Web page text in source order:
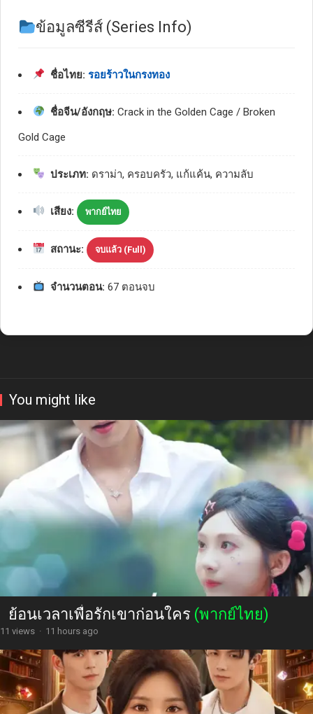
ข้อมูลซีรีส์ (Series Info)
ชื่อไทย: รอยร้าวในกรงทอง
ชื่อจีน/อังกฤษ: Crack in the Golden Cage / Broken
Gold Cage
ประเภท: ดราม่า, ครอบครัว, แก้แค้น, ความลับ
เสียง: พากย์ไทย
สถานะ: จบแล้ว (Full)
จำนวนตอน: 67 ตอนจบ
You might like
ย้อนเวลาเพื่อรักเขาก่อนใคร (พากย์ไทย)
11 views · 11 hours ago